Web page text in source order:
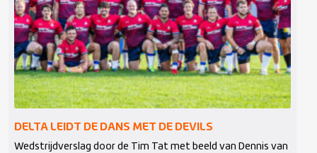
DELTA LEIDT DE DANS MET DE DEVILS
Wedstrijdverslag door de Tim Tat met beeld van Dennis van